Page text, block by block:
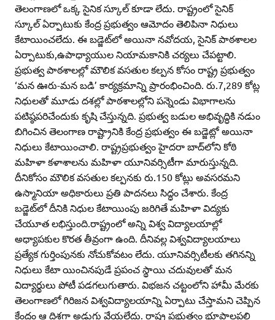
తెలంగాణలో ఒక్క సైనిక స్కూల్‌ కూడా లేదు. రాష్ట్రంలో సైనిక్‌
స్కూల్‌ ఏర్పాటుకు కేంద్ర ప్రభుత్వం ఆమోదం తెలిపినా నిధులు
కేటాయించలేదు. ఈ బడ్జెట్‌లో అయినా నవోదయ, సైనిక్‌ పాఠశాలల
ఏర్పాటుకు,ఉపాధ్యాయుల నియామకానికి చర్యలు చేపట్టాలి.
ప్రభుత్వ పాఠశాలల్లో మౌలిక వసతుల కల్పన కోసం రాష్ట్ర ప్రభుత్వం
‘మన ఊరు-మన బడి’ కార్యక్రమాన్ని ప్రారంభించింది. రు.7,289 కోట్ల
నిధులతో మూడు దశల్లో పాఠశాలల్లోని పన్నెండు విభాగాలను
పటిష్ఠపరిచేందుకు కృషి చేస్తున్నది. ప్రభుత్వ బడుల అభివృద్ధికి నడుం
బిగించిన తెలంగాణ రాష్ట్రానికి కేంద్ర ప్రభుత్వం ఈ బడ్జెట్లో అయినా
నిధులు కేటాయించాలి. రాష్ట్రప్రభుత్వం హైదరా బాద్‌లోని కోఠి
మహిళా కళాశాలను మహిళా యూనివర్సిటీగా మారుస్తున్నది.
దీనికోసం మౌలిక వసతుల కల్పనకు రు.150 కోట్లు అవసరమని
ఉస్మానియా అధికారులు ప్రతి పాదనలు సిద్ధం చేశారు. కేంద్ర
బడ్జెట్‌లో దీనికి నిధుల కేటాయింపు జరిగితే మహిళా విద్యకు
చేయూత లభిస్తుంది.రాష్ట్రంలో అన్ని విశ్వ విద్యాలయాల్లో
అధ్యాపకుల కొరత తీవ్రంగా ఉంది. దీనివల్ల విశ్వవిద్యాలయాలు
ప్రత్యేక గుర్తింపునకు నోచుకోవటం లేదు. యూనివర్సిటీలకు తగినన్ని
నిధులు కేటా యించినపుడే ప్రపంచ స్థాయి చదువులతో మన
విద్యార్థులు పోటీ పడగలుగుతారు. విభజన చట్టంలోని హామీ మేరకు
తెలంగాణలో గిరిజన విశ్వవిద్యాలయాన్ని ఏర్పాటు చేస్తామని చెప్పిన
కేంద్రం ఆ దిశగా అడుగు వేయలేదు. రాష్ట్ర ప్రభుత్వం భూపాలపల్లి